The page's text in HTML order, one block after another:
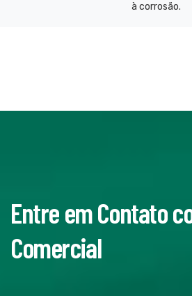
à corrosão.
Entre em Contato
Comercial